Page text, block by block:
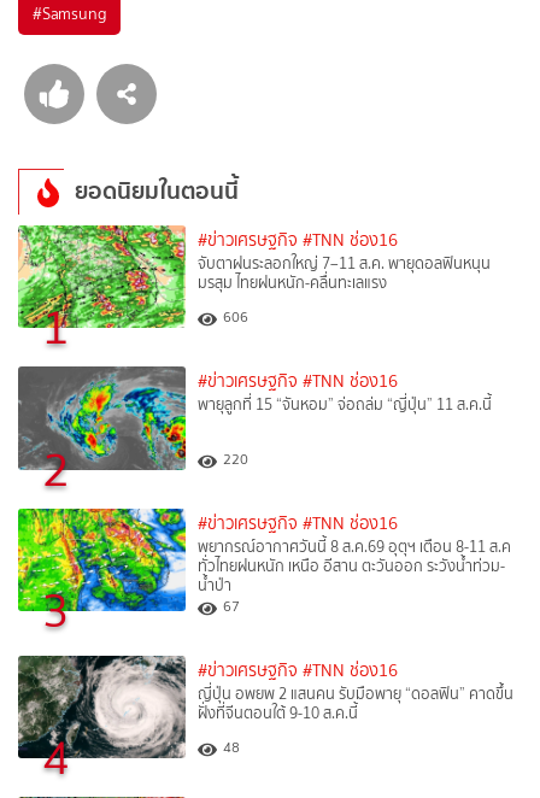
#Samsung
ยอดนิยมในตอนนี้
1
#ข่าวเศรษฐกิจ #TNN ช่อง16
จับตาฝนระลอกใหญ่ 7–11 ส.ค. พายุดอลฟินหนุน
มรสุม ไทยฝนหนัก-คลื่นทะเลแรง
606
2
#ข่าวเศรษฐกิจ #TNN ช่อง16
พายุลูกที่ 15 “จันหอม” จ่อถล่ม “ญี่ปุ่น” 11 ส.ค.นี้
220
3
#ข่าวเศรษฐกิจ #TNN ช่อง16
พยากรณ์อากาศวันนี้ 8 ส.ค.69 อุตุฯ เตือน 8-11 ส.ค
ทั่วไทยฝนหนัก เหนือ อีสาน ตะวันออก ระวังน้ำท่วม-
น้ำป่า
67
4
#ข่าวเศรษฐกิจ #TNN ช่อง16
ญี่ปุ่น อพยพ 2 แสนคน รับมือพายุ “ดอลฟิน” คาดขึ้น
ฝั่งที่จีนตอนใต้ 9-10 ส.ค.นี้
48